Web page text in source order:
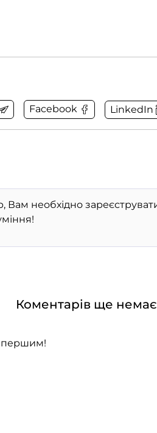
Facebook LinkedIn
Коментарів ще немає
першим!